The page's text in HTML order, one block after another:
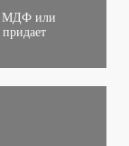
МДФ или